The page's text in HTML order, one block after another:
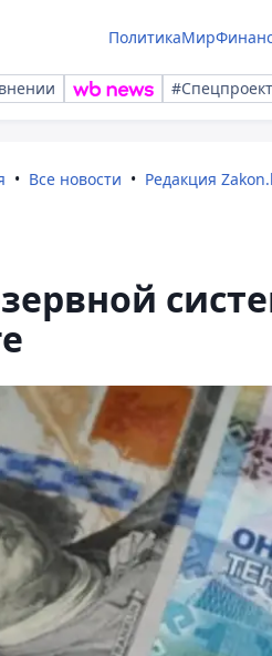
ПолитикаМир
Все новости Редакция